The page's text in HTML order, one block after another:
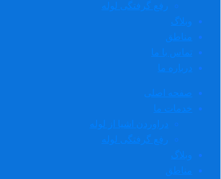
رفع گرفتگی لوله
وبلاگ
مناطق
تماس با ما
درباره ما
صفحه اصلی
خدمات ما
دراوردن اشیا از لوله
رفع گرفتگی لوله
وبلاگ
مناطق